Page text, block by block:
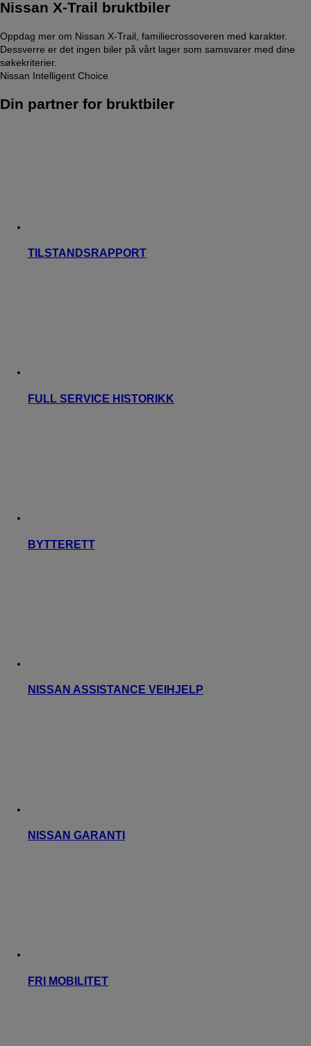
Nissan X-Trail bruktbiler
Oppdag mer om Nissan X-Trail, familiecrossoveren med karakter.
Dessverre er det ingen biler på vårt lager som samsvarer med dine
søkekriterier.
Nissan Intelligent Choice
Din partner for bruktbiler
TILSTANDSRAPPORT
FULL SERVICE HISTORIKK
BYTTERETT
NISSAN ASSISTANCE VEIHJELP
NISSAN GARANTI
FRI MOBILITET